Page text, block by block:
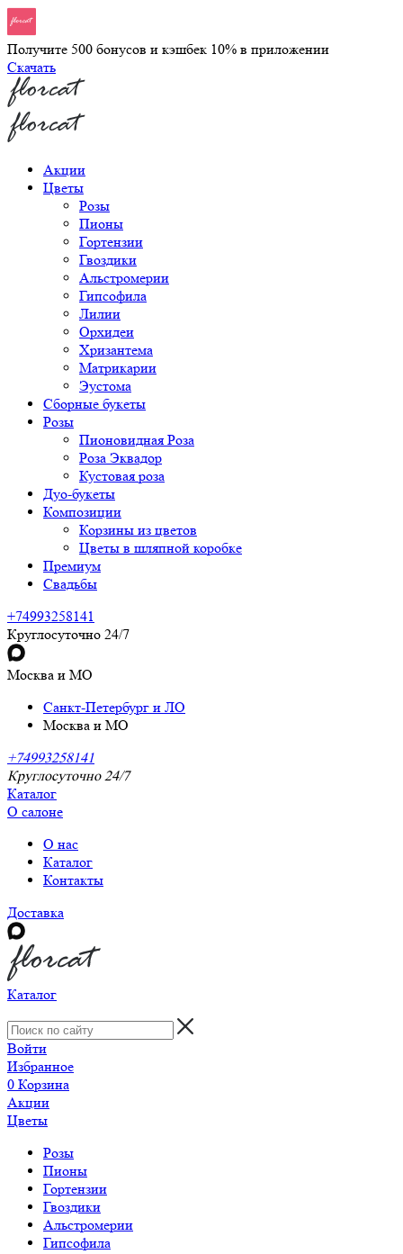
Получите 500 бонусов и кэшбек 10% в приложении
Скачать
Акции
Цветы
Розы
Пионы
Гортензии
Гвоздики
Альстромерии
Гипсофила
Лилии
Орхидеи
Хризантема
Матрикарии
Эустома
Сборные букеты
Розы
Пионовидная Роза
Роза Эквадор
Кустовая роза
Дуо-букеты
Композиции
Корзины из цветов
Цветы в шляпной коробке
Премиум
Свадьбы
+74993258141
Круглосуточно 24/7
Москва и МО
Санкт-Петербург и ЛО
Москва и МО
+74993258141
Круглосуточно 24/7
Каталог
О салоне
О нас
Каталог
Контакты
Доставка
Каталог
Войти
Избранное
0 Корзина
Акции
Цветы
Розы
Пионы
Гортензии
Гвоздики
Альстромерии
Гипсофила